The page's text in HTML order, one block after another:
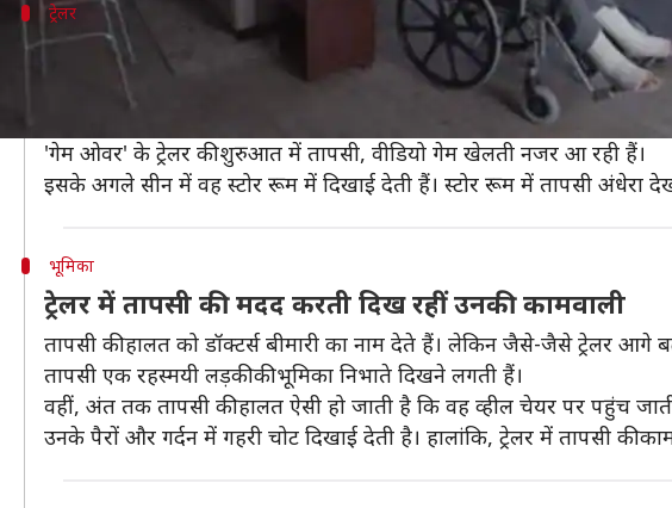
ट्रेलर
पूरे ट्रेलर में तापसी ही तापसी
टीजर की तरह ही पूरे ट्रेलर में भी तापसी ही नजर आ रही हैं।
बीच-बीच में उनकी कामवाली बाई की झलक दिखाई गई है। तापसी अपने
'गेम ओवर' के ट्रेलर की शुरुआत में तापसी, वीडियो गेम खेलती नजर आ रही हैं।
इसके अगले सीन में वह स्टोर रूम में दिखाई देती हैं। स्टोर रूम में तापसी अंधेरा
भूमिका
ट्रेलर में तापसी की मदद करती दिख रहीं उनकी कामवाली
तापसी की हालत को डॉक्टर्स बीमारी का नाम देते हैं। लेकिन जैसे-जैसे ट्रेलर आगे
तापसी एक रहस्मयी लड़की की भूमिका निभाते दिखने लगती हैं।
वहीं, अंत तक तापसी की हालत ऐसी हो जाती है कि वह व्हील चेयर पर पहुंच
उनके पैरों और गर्दन में गहरी चोट दिखाई देती है। हालांकि, ट्रेलर में तापसी की